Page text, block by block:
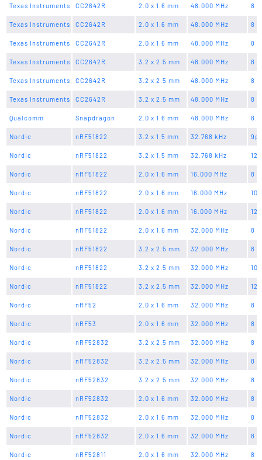
Texas Instruments CC2642R 2.0 x 1.6 mm 48.000 MHz 8
Texas Instruments CC2642R 2.0 x 1.6 mm 48.000 MHz 8
Texas Instruments CC2642R 2.0 x 1.6 mm 48.000 MHz 8
Texas Instruments CC2642R 3.2 x 2.5 mm 48.000 MHz 8
Texas Instruments CC2642R 3.2 x 2.5 mm 48.000 MHz 8
Texas Instruments CC2642R 3.2 x 2.5 mm 48.000 MHz 8
Qualcomm Snapdragon 2.0 x 1.6 mm 48.000 MHz
Nordic nRF51822 3.2 x 1.5 mm 32.768 kHz
Nordic nRF51822 3.2 x 1.5 mm 32.768 kHz
Nordic nRF51822 2.0 x 1.6 mm 16.000 MHz 8
Nordic nRF51822 2.0 x 1.6 mm 16.000 MHz 10
Nordic nRF51822 2.0 x 1.6 mm 16.000 MHz 12
Nordic nRF51822 2.0 x 1.6 mm 32.000 MHz 8
Nordic nRF51822 3.2 x 2.5 mm 32.000 MHz 8
Nordic nRF51822 3.2 x 2.5 mm 32.000 MHz 10
Nordic nRF51822 3.2 x 2.5 mm 32.000 MHz 12
Nordic nRF52 2.0 x 1.6 mm 32.000 MHz 8
Nordic nRF53 2.0 x 1.6 mm 32.000 MHz 8
Nordic nRF52832 3.2 x 2.5 mm 32.000 MHz 8
Nordic nRF52832 3.2 x 2.5 mm 32.000 MHz 8
Nordic nRF52832 3.2 x 2.5 mm 32.000 MHz 8
Nordic nRF52832 2.0 x 1.6 mm 32.000 MHz 8
Nordic nRF52832 2.0 x 1.6 mm 32.000 MHz 8
Nordic nRF52832 2.0 x 1.6 mm 32.000 MHz 8
Nordic nRF52811 2.0 x 1.6 mm 32.000 MHz 8